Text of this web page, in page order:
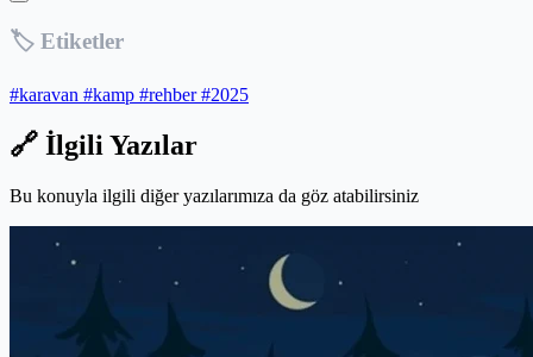
🏷️ Etiketler
#karavan #kamp #rehber#2025
🔗 İlgili Yazılar
Bu konuyla ilgili diğer yazılarımıza da göz atabilirsiniz